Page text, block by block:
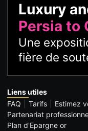
Luxury
Persia to
Une
fière de
Liens utiles
FAQ
Tarifs Estimez
Partenariat
Plan d'Epargne or